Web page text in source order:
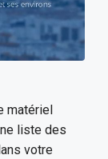
matériel
liste des
votre